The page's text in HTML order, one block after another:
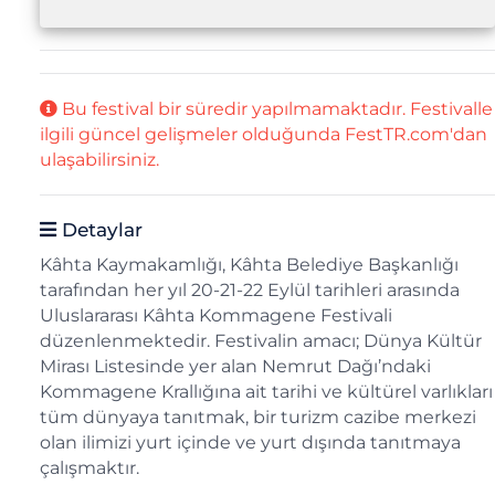
Bu festival bir süredir yapılmamaktadır. Festivalle
ilgili güncel gelişmeler olduğunda FestTR.com'dan
ulaşabilirsiniz.
Detaylar
Kâhta Kaymakamlığı, Kâhta Belediye Başkanlığı
tarafından her yıl 20-21-22 Eylül tarihleri arasında
Uluslararası Kâhta Kommagene Festivali
düzenlenmektedir. Festivalin amacı; Dünya Kültür
Mirası Listesinde yer alan Nemrut Dağı’ndaki
Kommagene Krallığına ait tarihi ve kültürel varlıkları
tüm dünyaya tanıtmak, bir turizm cazibe merkezi
olan ilimizi yurt içinde ve yurt dışında tanıtmaya
çalışmaktır.